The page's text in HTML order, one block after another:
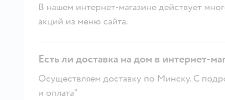
В нашем интернет-магазине действует
акций из меню сайта.
Есть ли доставка на дом в интернет-
Осуществляем доставку по Минску. С
и оплата"